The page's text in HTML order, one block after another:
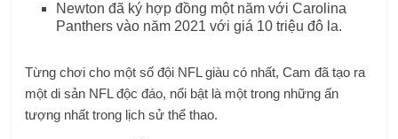
Newton đã ký hợp đồng một năm với Carolina
Panthers vào năm 2021 với giá 10 triệu đô la.
Từng chơi cho một số đội NFL giàu có nhất, Cam đã tạo ra
một di sản NFL độc đáo, nổi bật là một trong những ấn
tượng nhất trong lịch sử thể thao.